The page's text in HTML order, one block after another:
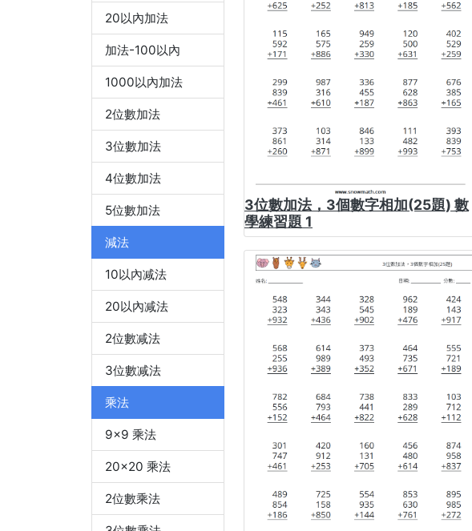
20以內加法
加法-100以內
1000以內加法
2位數加法
3位數加法
4位數加法
5位數加法
減法
10以內减法
20以內减法
2位數减法
3位數减法
乘法
9x9 乘法
20x20 乘法
2位數乘法
3位數加法，3個數字相加(25題) 數
學練習題 1